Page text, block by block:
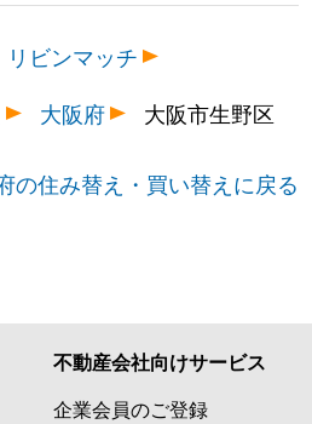
ビンマッチ
大阪府 大阪市生野区
の住み替え・買い替えに戻る
不動産会社向けサービス
企業会員のご登録